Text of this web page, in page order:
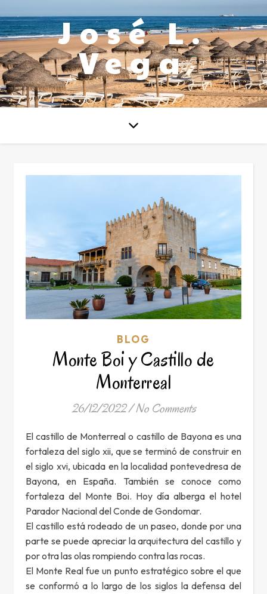
José L.
Vega
BLOG
Monte Boi y Castillo de
Monterreal
26/12/2022/No Comments
El castillo de Monterreal o castillo de Bayona es una
fortaleza del siglo xii, que se terminó de construir en
el siglo xvi, ubicada en la localidad pontevedresa de
Bayona, en España. También se conoce como
fortaleza del Monte Boi. Hoy día alberga el hotel
Parador Nacional del Conde de Gondomar.
El castillo está rodeado de un paseo, donde por una
parte se puede apreciar la arquitectura del castillo y
por otra las olas rompiendo contra las rocas.
El Monte Real fue un punto estratégico sobre el que
se conformó a lo largo de los siglos la defensa del